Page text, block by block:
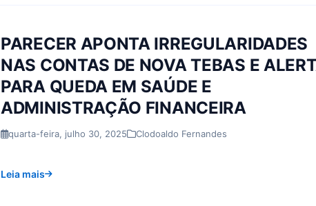
PARECER APONTA IRREGULARIDADES
NAS CONTAS DE NOVA TEBAS E
PARA QUEDA EM SAÚDE E
ADMINISTRAÇÃO FINANCEIRA
quarta-feira, julho 30, 2025 Clodoaldo Fernandes
Leia mais